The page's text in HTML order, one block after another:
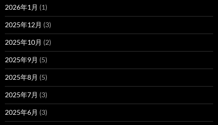
2026年1月 (1)
2025年12月 (3)
2025年10月 (2)
2025年9月 (5)
2025年8月 (5)
2025年7月 (3)
2025年6月 (3)